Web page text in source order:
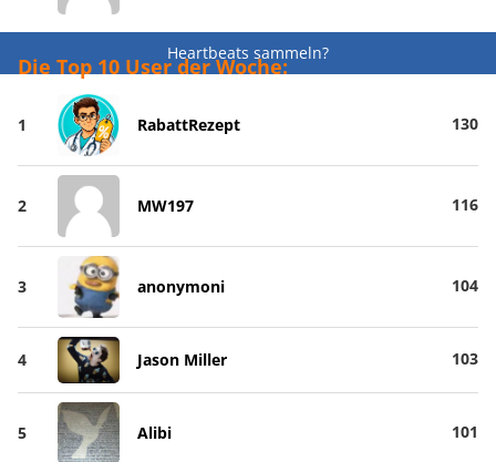
Heartbeats sammeln?
Die Top 10 User der Woche:
1 RabattRezept 130
2 MW197 116
3 anonymoni 104
4 Jason Miller 103
5 Alibi 101